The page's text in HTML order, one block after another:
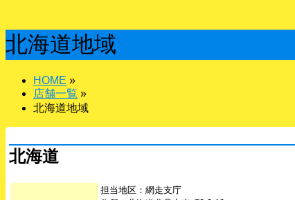
北海道地域
HOME »
店舗一覧 »
北海道地域
北海道
担当地区：網走支庁